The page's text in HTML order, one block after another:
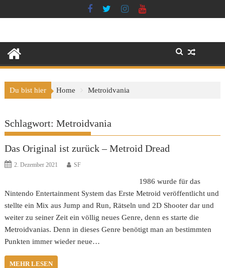
to
Du bist hier Home Metroidvania
Schlagwort:Metroidvania
Das Original ist zurück – Metroid Dread
2. Dezember 2021 SF
1986 wurde für das
Nintendo Entertainment System das Erste Metroid veröffentlicht und
stellte ein Mix aus Jump and Run, Rätseln und 2D Shooter dar und
weiter zu seiner Zeit ein völlig neues Genre, denn es starte die
Metroidvanias. Denn in dieses Genre benötigt man an bestimmten
Punkten immer wieder neue…
MEHR LESEN